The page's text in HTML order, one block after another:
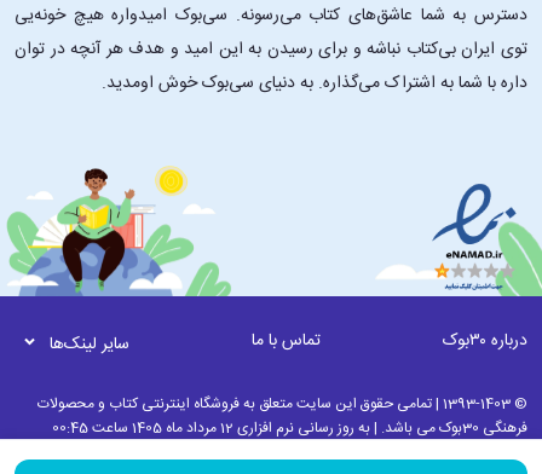
دسترس به شما عاشق‌های کتاب می‌رسونه. سی‌بوک امیدواره هیچ خونه‌یی
توی ایران بی‌کتاب نباشه و برای رسیدن به این امید و هدف هر آنچه در توان
داره با شما به اشتراک می‌گذاره. به دنیای سی‌بوک خوش اومدید.
درباره ۳۰بوک تماس با ما سایر لینک‌ها
© 1393-1403 | تمامی حقوق این سایت متعلق به فروشگاه اینترنتی کتاب و محصولات
فرهنگی 30بوک می باشد. | به روز رسانی نرم افزاری 12 مرداد ماه 1405 ساعت 00:45